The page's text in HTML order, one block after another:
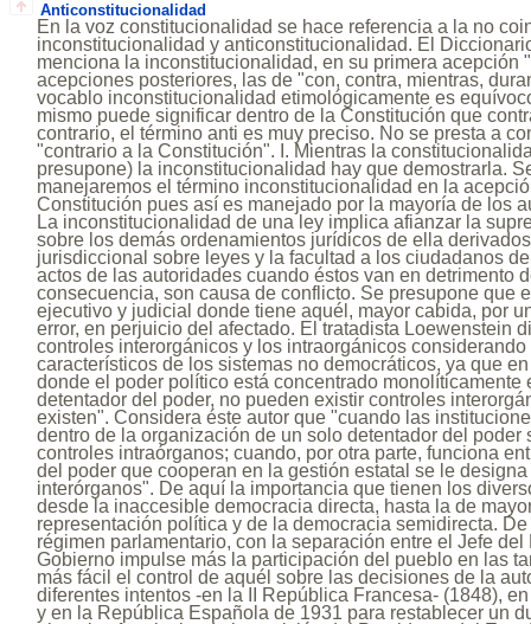
Anticonstitucionalidad
En la voz constitucionalidad se hace referencia a la no
inconstitucionalidad y anticonstitucionalidad. El
menciona la inconstitucionalidad, en su primera acepción
acepciones posteriores, las de "con, contra, mientras,
vocablo inconstitucionalidad etimológicamente es
mismo puede significar dentro de la Constitución que
contrario, el término anti es muy preciso. No se presta a
"contrario a la Constitución". I. Mientras la
presupone) la inconstitucionalidad hay que demostrarla.
manejaremos el término inconstitucionalidad en la
Constitución pues así es manejado por la mayoría de los
La inconstitucionalidad de una ley implica afianzar la
sobre los demás ordenamientos jurídicos de ella
jurisdiccional sobre leyes y la facultad a los ciudadanos
actos de las autoridades cuando éstos van en detrimento
consecuencia, son causa de conflicto. Se presupone que
ejecutivo y judicial donde tiene aquél, mayor cabida, por
error, en perjuicio del afectado. El tratadista Loewenstein
controles interorgánicos y los intraorgánicos considerando
característicos de los sistemas no democráticos, ya que
donde el poder político está concentrado monolíticamente
detentador del poder, no pueden existir controles
existen". Considera éste autor que "cuando las
dentro de la organización de un solo detentador del poder
controles intraórganos; cuando, por otra parte, funciona
del poder que cooperan en la gestión estatal se le
interórganos". De aquí la importancia que tienen los
desde la inaccesible democracia directa, hasta la de
representación política y de la democracia semidirecta.
régimen parlamentario, con la separación entre el Jefe del
Gobierno impulse más la participación del pueblo en las
más fácil el control de aquél sobre las decisiones de la
diferentes intentos -en la II República Francesa- (1848),
y en la República Española de 1931 para restablecer un